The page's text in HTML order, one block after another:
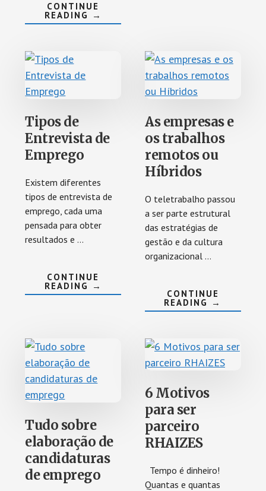
CONTINUE
READING ABOUT
NOVAS
→
Tipos de
Entrevista de
Emprego
Existem diferentes
tipos de entrevista de
emprego, cada uma
pensada para obter
resultados e …
CONTINUE
READING ABOUT
TIPOS
ENTREVISTA
→
As empresas e
os trabalhos
remotos ou
Híbridos
O teletrabalho passou
a ser parte estrutural
das estratégias de
gestão e da cultura
organizacional …
CONTINUE
READING ABOUT
AS
REMOTOS
OU
→
Tudo sobre
elaboração de
candidaturas
de emprego
6 Motivos
para ser
parceiro
RHAIZES
Tempo é dinheiro!
Quantas e quantas